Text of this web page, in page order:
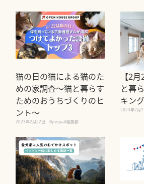
猫の日の猫による猫のた
めの家調査～猫と暮らす
ためのおうちづくりのヒ
ント～
2023年2月22日 By equall編集部
【2
と暮
キング
2023年2月